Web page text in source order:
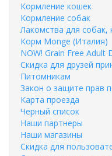
Кормление кошек
Кормление собак
Лакомства для собак,
Корм Monge (Италия)
NOW! Grain Free Adult
Скидка для друзей
Питомникам
Закон о защите прав
Карта проезда
Черный список
Наши партнеры
Наши магазины
Скидка для